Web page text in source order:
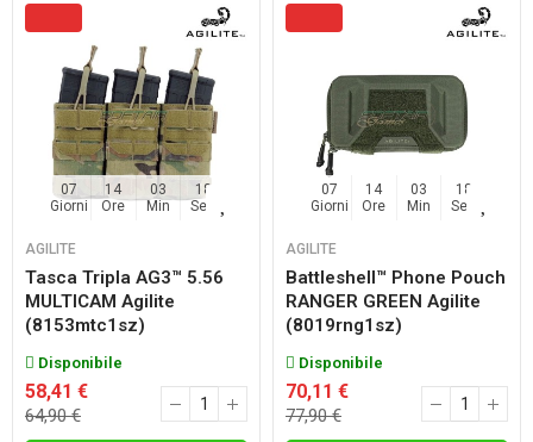
07
Giorni
14
Ore
03
Min
17
Sec
AGILITE
Tasca Tripla AG3™ 5.56
MULTICAM Agilite
(8153mtc1sz)
Disponibile
58,41 €
64,90 €
07
Giorni
14
Ore
03
Min
17
Sec
AGILITE
Battleshell™ Phone Pouch
RANGER GREEN Agilite
(8019rng1sz)
Disponibile
70,11 €
77,90 €